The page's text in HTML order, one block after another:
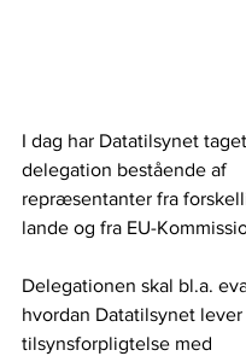
I dag har Datatilsynet
delegation bestående af
repræsentanter fra
lande og fra EU-
Delegationen skal bl.a.
hvordan Datatilsynet
tilsynsforpligtelse med